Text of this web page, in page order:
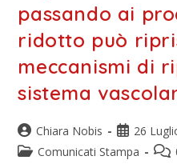
passando ai
ridotto può
meccanismi di
sistema
Chiara Nobis
26
Comunicati Stampa